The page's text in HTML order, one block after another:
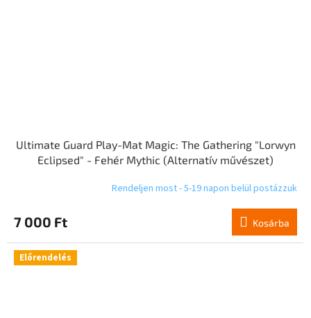
Ultimate Guard Play-Mat Magic: The Gathering "Lorwyn
Eclipsed" - Fehér Mythic (Alternatív művészet)
Rendeljen most - 5-19 napon belül postázzuk
7 000 Ft Kosárba
Előrendelés